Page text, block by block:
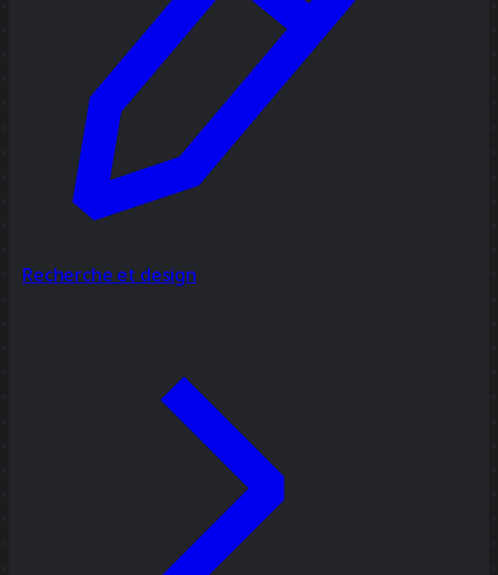
Recherche et design